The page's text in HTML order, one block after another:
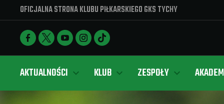
OFICJALNA STRONA KLUBU PIŁKARSKIEGO GKS TYCHY
AKTUALNOŚCI KLUB ZESPOŁY